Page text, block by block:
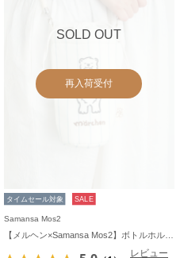
SOLD OUT
再入荷受付
タイムセール対象 SALE
Samansa Mos2
レビュー